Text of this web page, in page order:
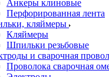
Анкеры клиновые
Перфорированная лента
кляймеры
Кляймеры
Шпильки резьбовые
и сварочная
Проволока сварочная